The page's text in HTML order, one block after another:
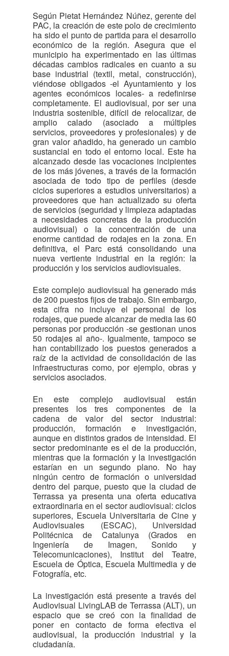
Según Pietat Hernández Núñez, gerente del
PAC, la creación de este polo de crecimiento
ha sido el punto de partida para el desarrollo
económico de la región. Asegura que el
municipio ha experimentado en las últimas
décadas cambios radicales en cuanto a su
base industrial (textil, metal, construcción),
viéndose obligados -el Ayuntamiento y los
agentes económicos locales- a redefinirse
completamente. El audiovisual, por ser una
industria sostenible, difícil de relocalizar, de
amplio calado (asociado a múltiples
servicios, proveedores y profesionales) y de
gran valor añadido, ha generado un cambio
sustancial en todo el entorno local. Este ha
alcanzado desde las vocaciones incipientes
de los más jóvenes, a través de la formación
asociada de todo tipo de perfiles (desde
ciclos superiores a estudios universitarios) a
proveedores que han actualizado su oferta
de servicios (seguridad y limpieza adaptadas
a necesidades concretas de la producción
audiovisual) o la concentración de una
enorme cantidad de rodajes en la zona. En
definitiva, el Parc está consolidando una
nueva vertiente industrial en la región: la
producción y los servicios audiovisuales.
Este complejo audiovisual ha generado más
de 200 puestos fijos de trabajo. Sin embargo,
esta cifra no incluye el personal de los
rodajes, que puede alcanzar de media las 60
personas por producción -se gestionan unos
50 rodajes al año-. Igualmente, tampoco se
han contabilizado los puestos generados a
raíz de la actividad de consolidación de las
infraestructuras como, por ejemplo, obras y
servicios asociados.
En este complejo audiovisual están
presentes los tres componentes de la
cadena de valor del sector industrial:
producción, formación e investigación,
aunque en distintos grados de intensidad. El
sector predominante es el de la producción,
mientras que la formación y la investigación
estarían en un segundo plano. No hay
ningún centro de formación o universidad
dentro del parque, puesto que la ciudad de
Terrassa ya presenta una oferta educativa
extraordinaria en el sector audiovisual: ciclos
superiores, Escuela Universitaria de Cine y
Audiovisuales (ESCAC), Universidad
Politécnica de Catalunya (Grados en
Ingeniería de Imagen, Sonido y
Telecomunicaciones), Institut del Teatre,
Escuela de Óptica, Escuela Multimedia y de
Fotografía, etc.
La investigación está presente a través del
Audiovisual LivingLAB de Terrassa (ALT), un
espacio que se creó con la finalidad de
poner en contacto de forma efectiva el
audiovisual, la producción industrial y la
ciudadanía.